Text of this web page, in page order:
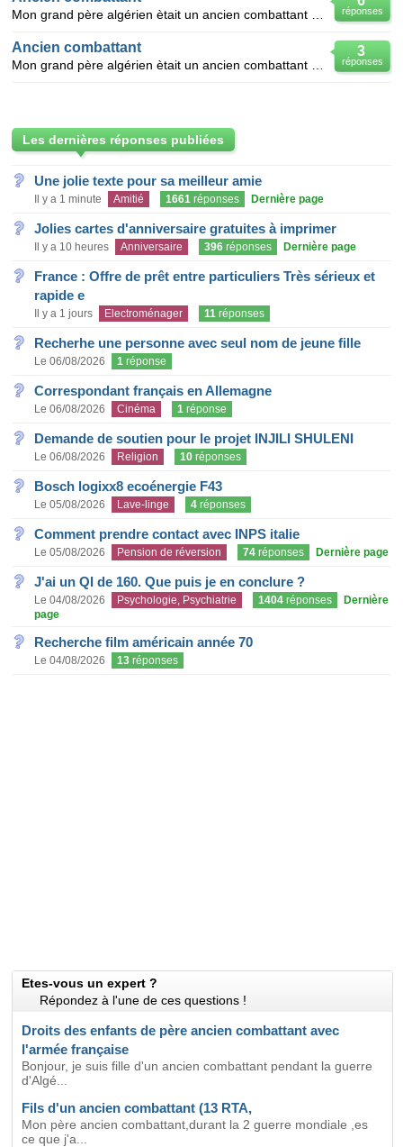
réponses
3
réponses
Ancien combattant
Les dernières réponses publiées
Une jolie texte pour sa meilleur amie
Il y a 1 minute Amitié 1661 réponses Dernière page
Jolies cartes d'anniversaire gratuites à imprimer
Il y a 10 heures Anniversaire 396 réponses Dernière page
France : Offre de prêt entre particuliers Très sérieux et
rapide e
Il y a 1 jours Electroménager 11 réponses
Recherhe une personne avec seul nom de jeune fille
Le 06/08/2026 1 réponse
Correspondant français en Allemagne
Le 06/08/2026 Cinéma 1 réponse
Demande de soutien pour le projet INJILI SHULENI
Le 06/08/2026 Religion 10 réponses
Bosch logixx8 ecoénergie F43
Le 05/08/2026 Lave-linge 4 réponses
Comment prendre contact avec INPS italie
Le 05/08/2026 Pension de réversion 74 réponses Dernière page
J'ai un QI de 160. Que puis je en conclure ?
Le 04/08/2026 Psychologie, Psychiatrie 1404 réponses
Dernière
page
Recherche film américain année 70
Le 04/08/2026 13 réponses
Etes-vous un expert ?
Répondez à l'une de ces questions !
Droits des enfants de père ancien combattant avec
l'armée française
Bonjour, je suis fille d'un ancien combattant pendant la guerre
d'Algé...
Fils d'un ancien combattant (13 RTA,
Mon père ancien combattant,durant la 2 guerre mondiale ,es
ce que j'a...